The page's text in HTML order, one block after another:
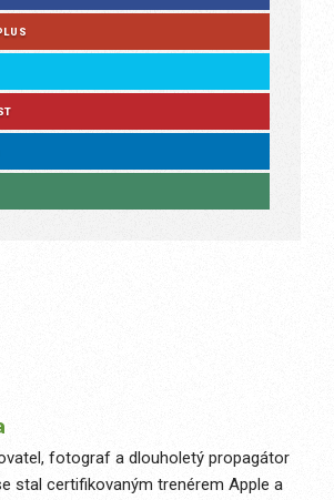
fotograf a dlouholetý propagátor
stal certifikovaným trenérem Apple a